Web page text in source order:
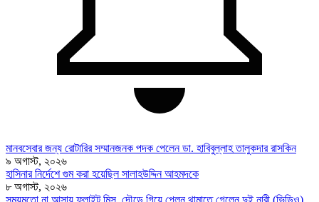
মানবসেবার জন্য রোটারির সম্মানজনক পদক পেলেন ডা. হাবিবুল্লাহ তালুকদার রাসকিন
৯ অগাস্ট, ২০২৬
হাসিনার নির্দেশে গুম করা হয়েছিল সালাহউদ্দিন আহমদকে
৮ অগাস্ট, ২০২৬
সময়মতো না আসায় ফ্লাইট মিস, দৌড়ে গিয়ে প্লেন থামাতে গেলেন দুই নারী (ভিডিও)